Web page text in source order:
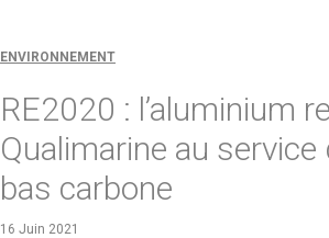
ENVIRONNEMENT
RE2020 : l’aluminium
Qualimarine au
bas carbone
16 Juin 2021